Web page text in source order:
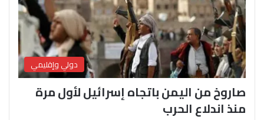
دولي وإقليمي
صاروخ من اليمن باتجاه إسرائيل لأول مرة
منذ اندلاع الحرب